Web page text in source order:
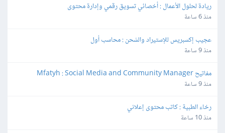
ريادة لحلول الأعمال : أخصائي تسويق رقمي وإدارة محتوى
منذ 6 ساعة
عجيب إكسبريس للإستيراد والشحن : محاسب أول
منذ 9 ساعة
مفاتيح Mfatyh : Social Media and Community Manager
منذ 9 ساعة
رخاء الطبية : كاتب محتوى إعلاني
منذ 10 ساعة